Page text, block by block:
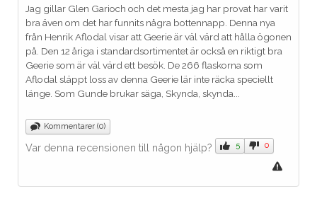
Jag gillar Glen Garioch och det mesta jag har provat har varit
bra även om det har funnits några bottennapp. Denna nya
från Henrik Aflodal visar att Geerie är väl värd att hålla ögonen
på. Den 12 åriga i standardsortimentet är också en riktigt bra
Geerie som är väl värd ett besök. De 266 flaskorna som
Aflodal släppt loss av denna Geerie lär inte räcka speciellt
länge. Som Gunde brukar säga, Skynda, skynda...
Kommentarer (0)
Var denna recensionen till någon hjälp? 5 0